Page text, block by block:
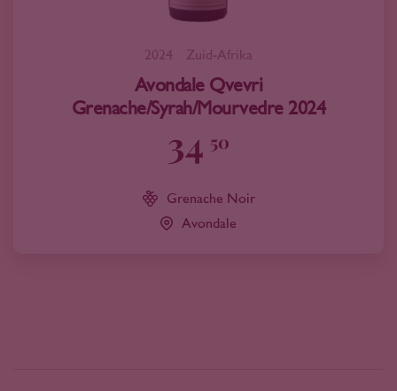
2024 Zuid-Afrika
Avondale Qvevri
Grenache/Syrah/Mourvedre 2024
34 50
Grenache Noir
Avondale